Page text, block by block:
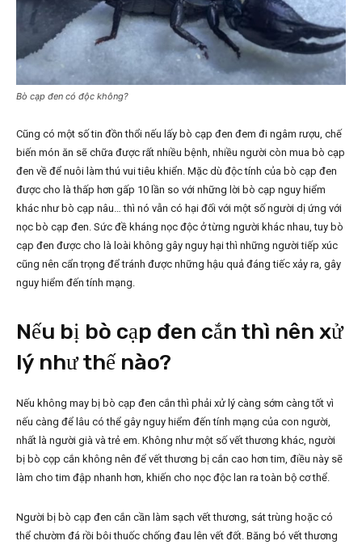
Bò cạp đen có độc không?
Cũng có một số tin đồn thổi nếu lấy bò cạp đen đem đi ngâm rượu, chế
biến món ăn sẽ chữa được rất nhiều bệnh, nhiều người còn mua bò cạp
đen về để nuôi làm thú vui tiêu khiển. Mặc dù độc tính của bò cạp đen
được cho là thấp hơn gấp 10 lần so với những lời bò cạp nguy hiểm
khác như bò cạp nâu… thì nó vẫn có hại đối với một số người dị ứng với
nọc bò cạp đen. Sức đề kháng nọc độc ở từng người khác nhau, tuy bò
cạp đen được cho là loài không gây nguy hại thì những người tiếp xúc
cũng nên cẩn trọng để tránh được những hậu quả đáng tiếc xảy ra, gây
nguy hiểm đến tính mạng.
Nếu bị bò cạp đen cắn thì nên xử
lý như thế nào?
Nếu không may bị bò cạp đen cắn thì phải xử lý càng sớm càng tốt vì
nếu càng để lâu có thể gây nguy hiểm đến tính mạng của con người,
nhất là người già và trẻ em. Không như một số vết thương khác, người
bị bò cọp cắn không nên để vết thương bị cắn cao hơn tim, điều này sẽ
làm cho tim đập nhanh hơn, khiến cho nọc độc lan ra toàn bộ cơ thể.
Người bị bò cạp đen cắn cần làm sạch vết thương, sát trùng hoặc có
thể chườm đá rồi bôi thuốc chống đau lên vết đốt. Băng bó vết thương